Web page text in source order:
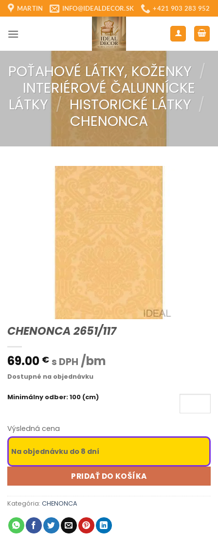
Skip
to
content
MARTIN INFO@IDEALDECOR.SK +421 903 283 952
POŤAHOVÉ LÁTKY, KOŽENKY /
INTERIÉROVÉ ČALUNNÍCKE
LÁTKY / HISTORICKÉ LÁTKY /
CHENONCA
CHENONCA 2651/117
69.00 € s DPH /bm
Dostupné na objednávku
Minimálny odber: 100 (cm)
Výsledná cena
Na objednávku do 8 dní
PRIDAŤ DO KOŠÍKA
Kategória: CHENONCA